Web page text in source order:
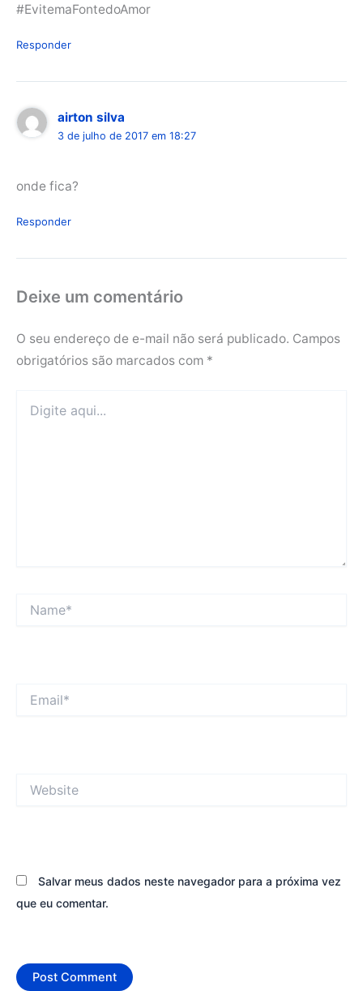
#EvitemaFontedoAmor
Responder
airton silva
3 de julho de 2017 em 18:27
onde fica?
Responder
Deixe um comentário
O seu endereço de e-mail não será publicado. Campos
obrigatórios são marcados com *
aqui...
Salvar meus dados neste navegador para a próxima vez
que eu comentar.